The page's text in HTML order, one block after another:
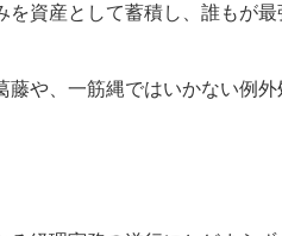
を資産として蓄積し、誰もが
藤や、一筋縄ではいかない例